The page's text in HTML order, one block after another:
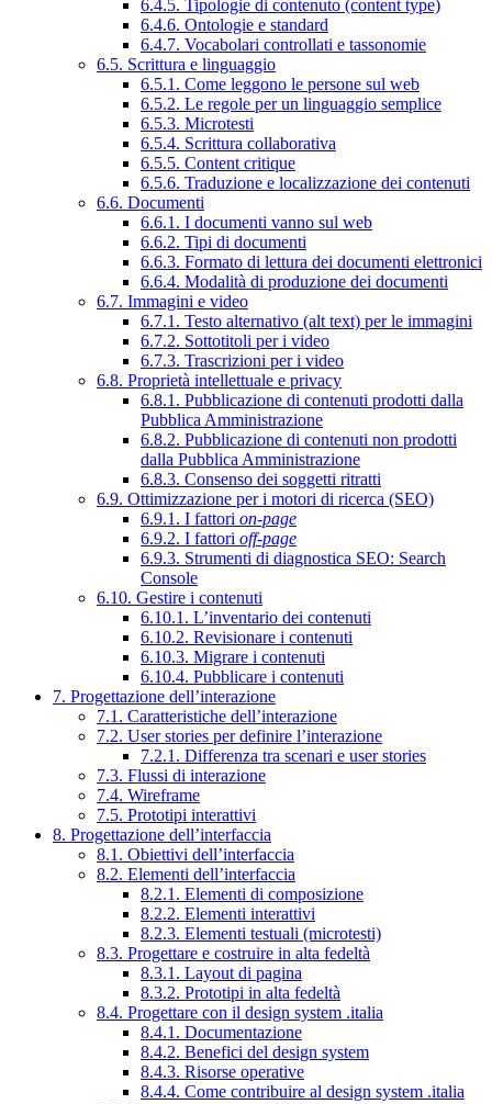
6.4.5. Tipologie di contenuto (content type)
6.4.6. Ontologie e standard
6.4.7. Vocabolari controllati e tassonomie
6.5. Scrittura e linguaggio
6.5.1. Come leggono le persone sul web
6.5.2. Le regole per un linguaggio semplice
6.5.3. Microtesti
6.5.4. Scrittura collaborativa
6.5.5. Content critique
6.5.6. Traduzione e localizzazione dei contenuti
6.6. Documenti
6.6.1. I documenti vanno sul web
6.6.2. Tipi di documenti
6.6.3. Formato di lettura dei documenti elettronici
6.6.4. Modalità di produzione dei documenti
6.7. Immagini e video
6.7.1. Testo alternativo (alt text) per le immagini
6.7.2. Sottotitoli per i video
6.7.3. Trascrizioni per i video
6.8. Proprietà intellettuale e privacy
6.8.1. Pubblicazione di contenuti prodotti dalla
Pubblica Amministrazione
6.8.2. Pubblicazione di contenuti non prodotti
dalla Pubblica Amministrazione
6.8.3. Consenso dei soggetti ritratti
6.9. Ottimizzazione per i motori di ricerca (SEO)
6.9.1. I fattori on-page
6.9.2. I fattori off-page
6.9.3. Strumenti di diagnostica SEO: Search
Console
6.10. Gestire i contenuti
6.10.1. L’inventario dei contenuti
6.10.2. Revisionare i contenuti
6.10.3. Migrare i contenuti
6.10.4. Pubblicare i contenuti
7. Progettazione dell’interazione
7.1. Caratteristiche dell’interazione
7.2. User stories per definire l’interazione
7.2.1. Differenza tra scenari e user stories
7.3. Flussi di interazione
7.4. Wireframe
7.5. Prototipi interattivi
8. Progettazione dell’interfaccia
8.1. Obiettivi dell’interfaccia
8.2. Elementi dell’interfaccia
8.2.1. Elementi di composizione
8.2.2. Elementi interattivi
8.2.3. Elementi testuali (microtesti)
8.3. Progettare e costruire in alta fedeltà
8.3.1. Layout di pagina
8.3.2. Prototipi in alta fedeltà
8.4. Progettare con il design system .italia
8.4.1. Documentazione
8.4.2. Benefici del design system
8.4.3. Risorse operative
8.4.4. Come contribuire al design system .italia